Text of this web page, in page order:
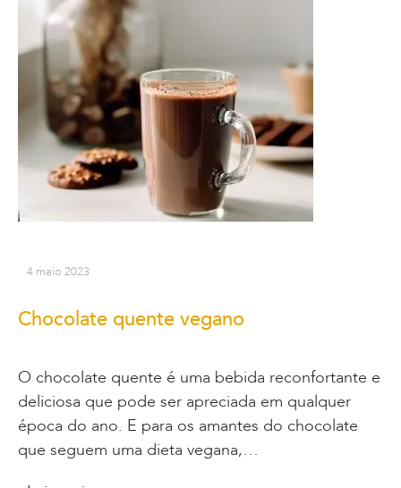
4 maio 2023
Chocolate quente vegano
O chocolate quente é uma bebida reconfortante e
deliciosa que pode ser apreciada em qualquer
época do ano. E para os amantes do chocolate
que seguem uma dieta vegana,…